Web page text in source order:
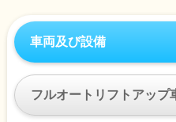
車両及び設備
フルオートリフトアッ